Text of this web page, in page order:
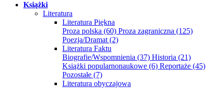
Książki
Literatura
Literatura Piękna
Proza polska (60) Proza zagraniczna (125)
Poezja/Dramat (2)
Literatura Faktu
Biografie/Wspomnienia (37) Historia (21)
Książki popularnonaukowe (6) Reportaże (45)
Pozostałe (7)
Literatura obyczajowa